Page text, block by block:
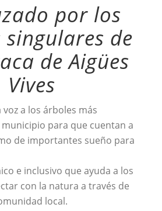
por los
de
de Aigües
Vives
a los árboles más
para que cuentan a
de importantes sueño para
e inclusivo que ayuda a los
con la natura a través de
local.